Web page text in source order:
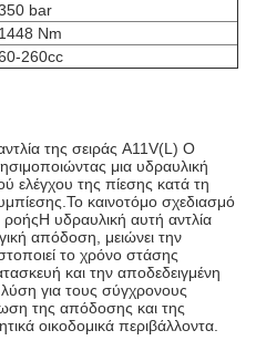
bar
1448 Nm
260cc
της σειράς A11V(L) O
μια υδραυλική
ελέγχου της πίεσης κατά τη
καινοτόμο σχεδιασμό
υδραυλική αυτή αντλία
απόδοση, μειώνει την
το χρόνο στάσης
και την αποδεδειγμένη
λύση για τους σύγχρονους
της απόδοσης και της
οικοδομικά περιβάλλοντα.